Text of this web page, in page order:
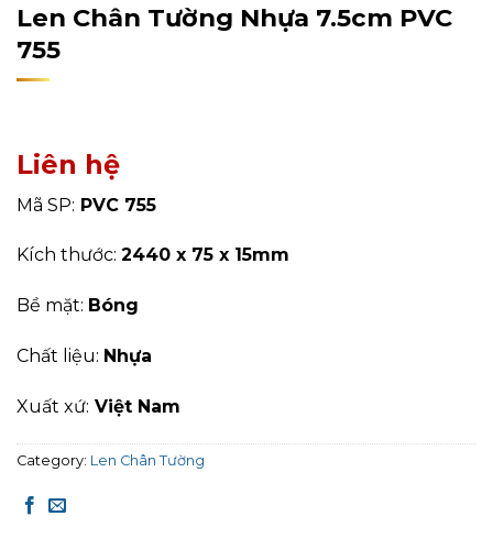
Len Chân Tường Nhựa 7.5cm PVC
755
Liên hệ
Mã SP: PVC 755
Kích thước: 2440 x 75 x 15mm
Bề mặt: Bóng
Chất liệu: Nhựa
Xuất xứ: Việt Nam
Category: Len Chân Tường